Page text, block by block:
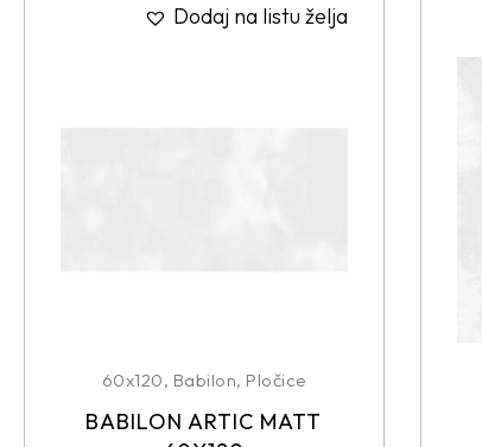
Dodaj na listu želja
60x120, Babilon, Pločice
BABILON ARTIC MATT